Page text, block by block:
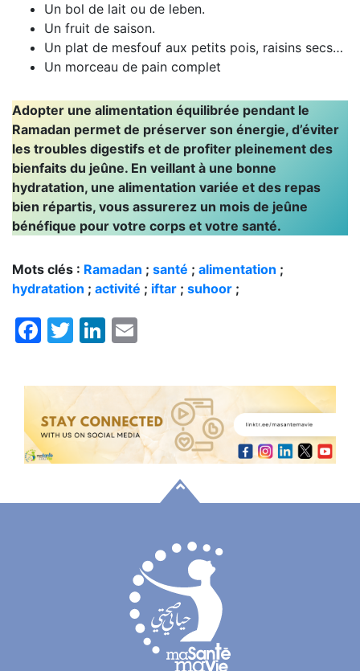
Un bol de lait ou de leben.
Un fruit de saison.
Un plat de mesfouf aux petits pois, raisins secs…
Un morceau de pain complet
Adopter une alimentation équilibrée pendant le
Ramadan permet de préserver son énergie, d’éviter
les troubles digestifs et de profiter pleinement des
bienfaits du jeûne. En veillant à une bonne
hydratation, une alimentation variée et des repas
bien répartis, vous assurerez un mois de jeûne
bénéfique pour votre corps et votre santé.
Mots clés : Ramadan ; santé ; alimentation ;
hydratation ; activité ; iftar ; suhoor ;
Facebook
TwitterLinkedIn